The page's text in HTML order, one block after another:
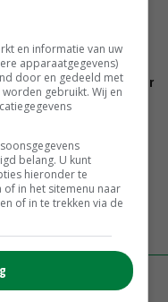
top
krimpt, pluimveesector
en doe vooral ook waar
en informatie van uw
apparaatgegevens)
door en gedeeld met
gebruikt. Wij en
belang. U kunt
hieronder te
in het sitemenu naar
of in te trekken via de